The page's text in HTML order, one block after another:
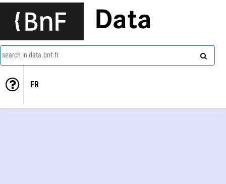
Data
search in data.bnf.fr
FR